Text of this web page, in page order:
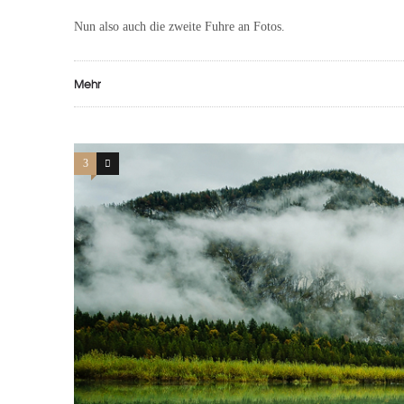
Nun also auch die zweite Fuhre an Fotos.
Mehr
3 0